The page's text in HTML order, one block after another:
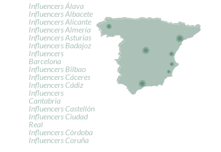
Influencers Álava
Influencers Albacete
Influencers Alicante
Influencers Almería
Influencers Asturias
Influencers Badajoz
Influencers
Barcelona
Influencers Bilbao
Influencers Cáceres
Influencers Cádiz
Influencers
Cantabria
Influencers Castellón
Influencers Ciudad
Real
Influencers Córdoba
Influencers Coruña